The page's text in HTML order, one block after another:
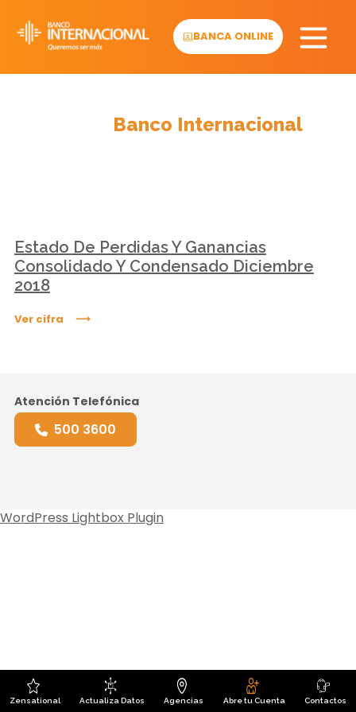
content
BANCA ONLINE
Banco Internacional
Estado De Perdidas Y Ganancias
Consolidado Y Condensado Diciembre
2018
Ver cifra
Atención Telefónica
500 3600
Zensational Actualiza Datos Agencias Abre tu Cuenta Contactos
WordPress Lightbox Plugin